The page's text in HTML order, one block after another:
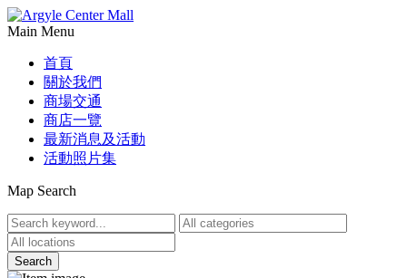
Main Menu
首頁
關於我們
商場交通
商店一覽
最新消息及活動
活動照片集
Map Search